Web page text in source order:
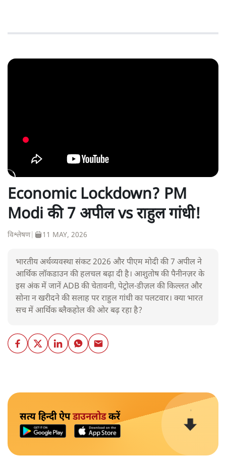
Economic Lockdown? PM
Modi की 7 अपील vs राहुल गांधी!
विश्लेषण| 11 MAY, 2026
भारतीय अर्थव्यवस्था संकट 2026 और पीएम मोदी की 7 अपील ने
आर्थिक लॉकडाउन की हलचल बढ़ा दी है। आशुतोष की पैनीनज़र के
इस अंक में जानें ADB की चेतावनी, पेट्रोल-डीज़ल की किल्लत और
सोना न खरीदने की सलाह पर राहुल गांधी का पलटवार। क्या भारत
सच में आर्थिक ब्लैकहोल की ओर बढ़ रहा है?
सत्य हिन्दी ऐपडाउनलोडकरें